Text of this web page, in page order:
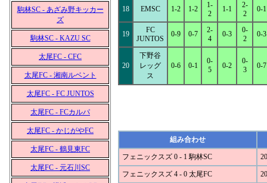
駒林SC - あざみ野キッカー
ズ
駒林SC - KAZU SC
太尾FC - CFC
太尾FC - 湘南ルベント
太尾FC - FC JUNTOS
太尾FC - FCカルパ
太尾FC - かじがやFC
太尾FC - 鶴見東FC
太尾FC - 元石川SC
18 EMSC 1-2 1-2
1-
2
1-1
2-
2
0-1
19
FC
JUNTOS
0-9 0-7
2-
4
0-3
0-
2
0-3
20
下野谷
レッグ
ス
0-6 0-1
0-
5
0-2
0-
3
0-7
組み合わせ
フェニックスズ 0 - 1 駒林SC
フェニックスズ 4 - 0 太尾FC